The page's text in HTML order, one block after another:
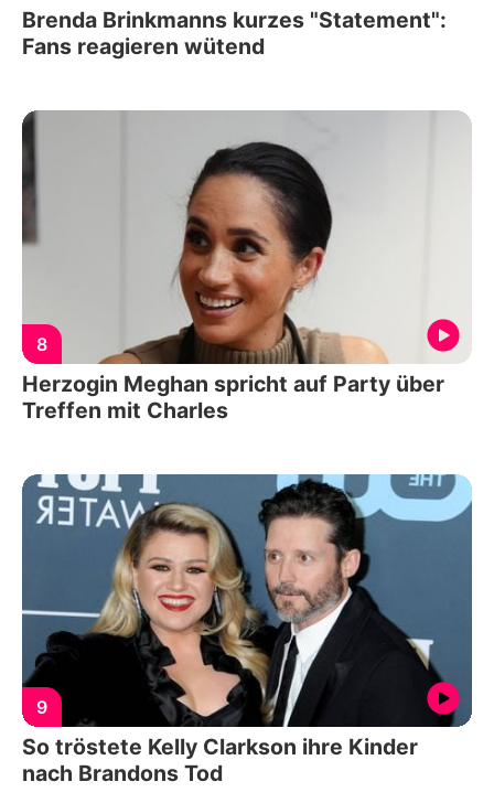
Brenda Brinkmanns kurzes "Statement":
Fans reagieren wütend
8
Herzogin Meghan spricht auf Party über
Treffen mit Charles
9
So tröstete Kelly Clarkson ihre Kinder
nach Brandons Tod